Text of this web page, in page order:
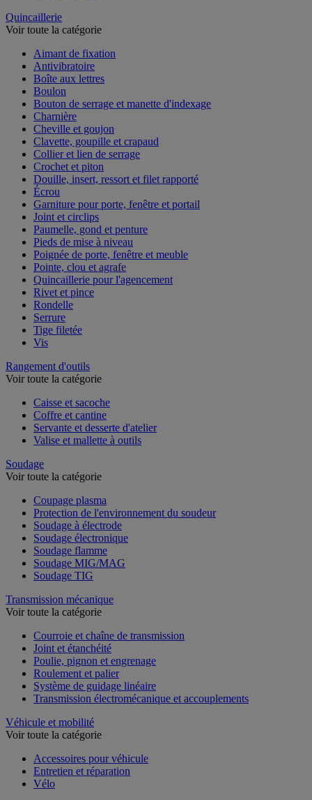
Quincaillerie
Voir toute la catégorie
Aimant de fixation
Antivibratoire
Boîte aux lettres
Boulon
Bouton de serrage et manette d'indexage
Charnière
Cheville et goujon
Clavette, goupille et crapaud
Collier et lien de serrage
Crochet et piton
Douille, insert, ressort et filet rapporté
Écrou
Garniture pour porte, fenêtre et portail
Joint et circlips
Paumelle, gond et penture
Pieds de mise à niveau
Poignée de porte, fenêtre et meuble
Pointe, clou et agrafe
Quincaillerie pour l'agencement
Rivet et pince
Rondelle
Serrure
Tige filetée
Vis
Rangement d'outils
Voir toute la catégorie
Caisse et sacoche
Coffre et cantine
Servante et desserte d'atelier
Valise et mallette à outils
Soudage
Voir toute la catégorie
Coupage plasma
Protection de l'environnement du soudeur
Soudage à électrode
Soudage électronique
Soudage flamme
Soudage MIG/MAG
Soudage TIG
Transmission mécanique
Voir toute la catégorie
Courroie et chaîne de transmission
Joint et étanchéité
Poulie, pignon et engrenage
Roulement et palier
Système de guidage linéaire
Transmission électromécanique et accouplements
Véhicule et mobilité
Voir toute la catégorie
Accessoires pour véhicule
Entretien et réparation
Vélo